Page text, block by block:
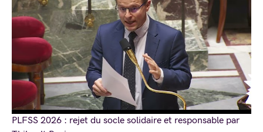
PLFSS 2026 : rejet du socle solidaire et responsable par